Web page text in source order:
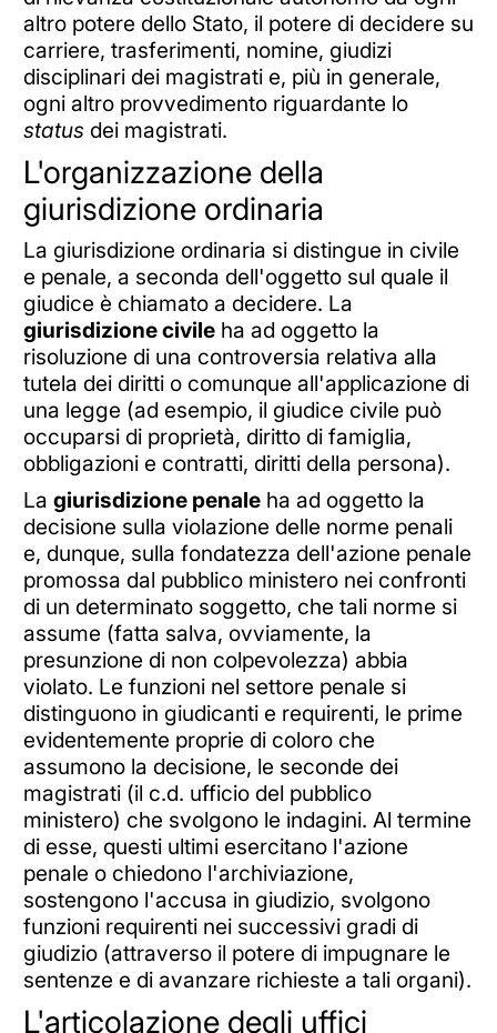
altro potere dello Stato, il potere di decidere su
carriere, trasferimenti, nomine, giudizi
disciplinari dei magistrati e, più in generale,
ogni altro provvedimento riguardante lo
status dei magistrati.
L'organizzazione della
giurisdizione ordinaria
La giurisdizione ordinaria si distingue in civile
e penale, a seconda dell'oggetto sul quale il
giudice è chiamato a decidere. La
giurisdizione civileha ad oggetto la
risoluzione di una controversia relativa alla
tutela dei diritti o comunque all'applicazione di
una legge (ad esempio, il giudice civile può
occuparsi di proprietà, diritto di famiglia,
obbligazioni e contratti, diritti della persona).
La giurisdizione penaleha ad oggetto la
decisione sulla violazione delle norme penali
e, dunque, sulla fondatezza dell'azione penale
promossa dal pubblico ministero nei confronti
di un determinato soggetto, che tali norme si
assume (fatta salva, ovviamente, la
presunzione di non colpevolezza) abbia
violato. Le funzioni nel settore penale si
distinguono in giudicanti e requirenti, le prime
evidentemente proprie di coloro che
assumono la decisione, le seconde dei
magistrati (il c.d. ufficio del pubblico
ministero) che svolgono le indagini. Al termine
di esse, questi ultimi esercitano l'azione
penale o chiedono l'archiviazione,
sostengono l'accusa in giudizio, svolgono
funzioni requirenti nei successivi gradi di
giudizio (attraverso il potere di impugnare le
sentenze e di avanzare richieste a tali organi).
L'articolazione degli uffici